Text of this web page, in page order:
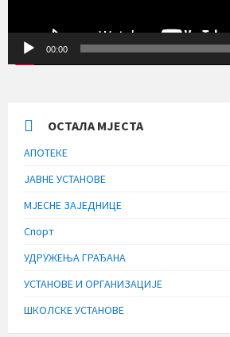
00:00
ОСТАЛА МЈЕСТА
АПОТЕКЕ
ЈАВНЕ УСТАНОВЕ
МЈЕСНЕ ЗАЈЕДНИЦЕ
Спорт
УДРУЖЕЊА ГРАЂАНА
УСТАНОВЕ И ОРГАНИЗАЦИЈЕ
ШКОЛСКЕ УСТАНОВЕ